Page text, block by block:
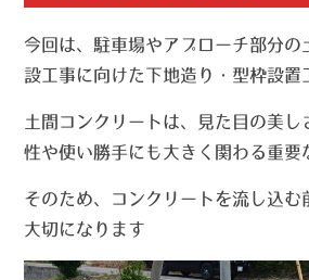
今回は、駐車場やアプローチ部分の
設工事に向けた下地造り・型枠設置
土間コンクリートは、見た目の美し
性や使い勝手にも大きく関わる重要
そのため、コンクリートを流し込む
大切になります